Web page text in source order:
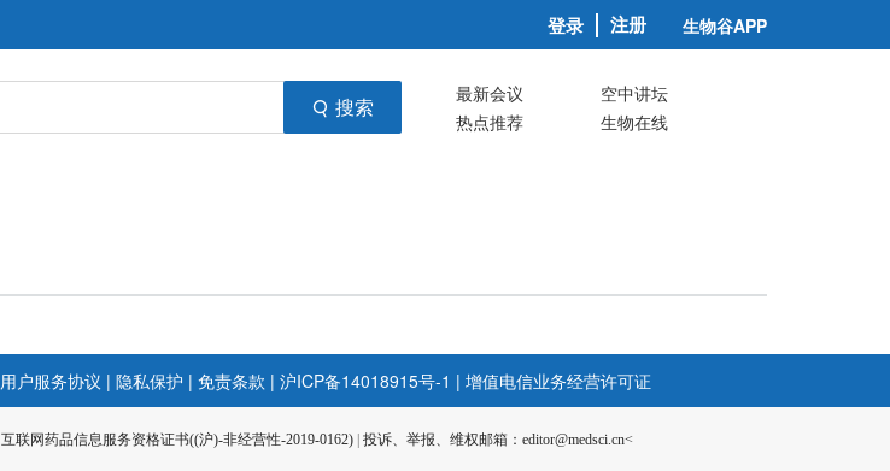
登录 注册 生物谷APP
搜索 最新会议
空中讲坛
热点推荐
生物在线
用户服务协议 | 隐私保护 | 免责条款 | 沪ICP备14018915号-1 | 增值电信业务经营许可证
互联网药品信息服务资格证书((沪)-非经营性-2019-0162) 投诉、举报、维权邮箱：editor@medsci.cn<